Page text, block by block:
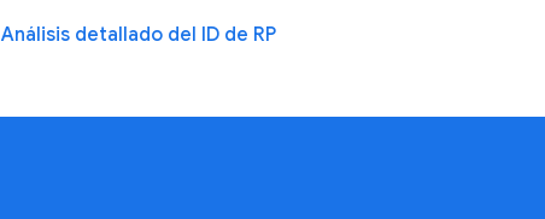
Análisis detallado del ID de RP